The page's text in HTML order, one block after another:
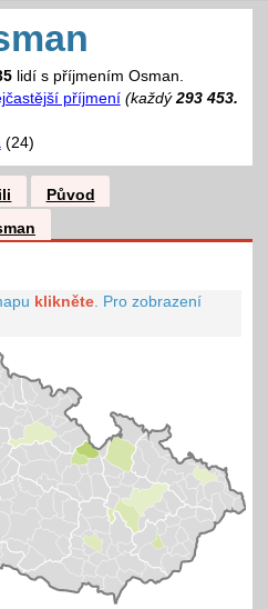
lidí s příjmením Osman.
příjmení (každý293 453.
(24)
Původ
klikněte Pro zobrazení